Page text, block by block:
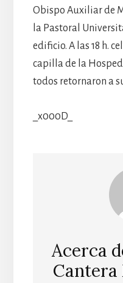
Obispo Auxiliar de
la Pastoral
edificio. A las 18 h.
capilla de la
todos retornaron a
_x000D_
Acerca